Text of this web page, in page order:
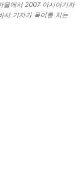
을에서 2007 아시아기자
샤 기자가 목어를 치는